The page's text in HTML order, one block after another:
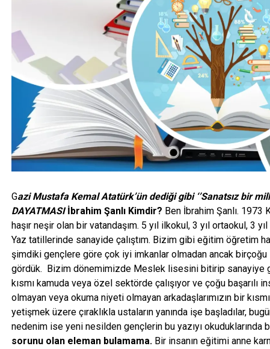
Gazi Mustafa Kemal Atatürk’ün dediği gibi ‘’Sanatsız bir
DAYATMASI İbrahim Şanlı Kimdir? Ben İbrahim Şanlı. 1973
haşır neşir olan bir vatandaşım. 5 yıl ilkokul, 3 yıl ortaokul, 3
Yaz tatillerinde sanayide çalıştım. Bizim gibi eğitim öğretim
şimdiki gençlere göre çok iyi imkanlar olmadan ancak
gördük. Bizim dönemimizde Meslek lisesini bitirip sanayiye
kısmı kamuda veya özel sektörde çalışıyor ve çoğu başarılı
olmayan veya okuma niyeti olmayan arkadaşlarımızın bir
yetişmek üzere çıraklıkla ustaların yanında işe başladılar,
nedenim ise yeni nesilden gençlerin bu yazıyı okuduklarında
sorunu olan eleman bulamama. Bir insanın eğitimi anne